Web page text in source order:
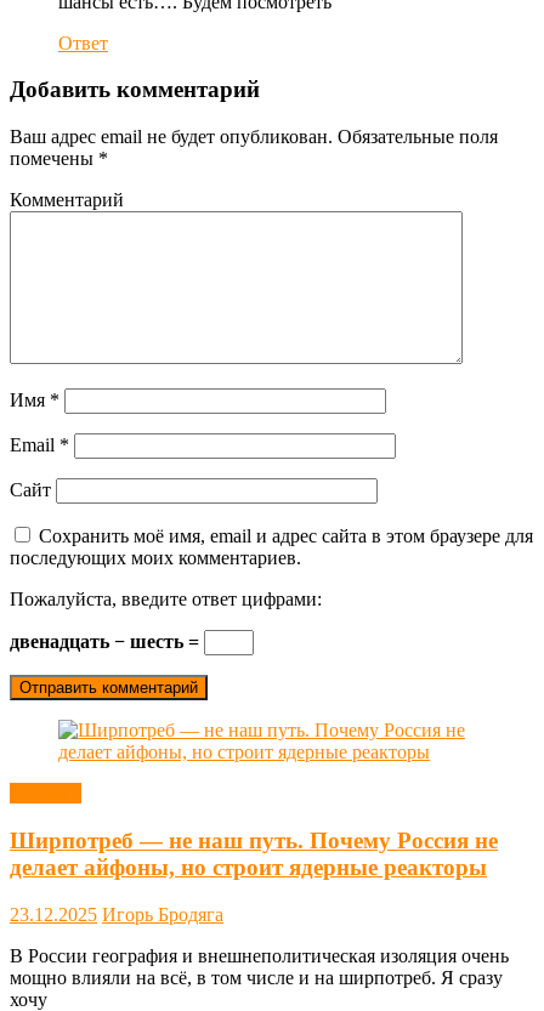
Ответ
Добавить комментарий
Ваш адрес email не будет опубликован. Обязательные поля
помечены *
Комментарий
Имя *
Email *
Сайт
Сохранить моё имя, email и адрес сайта в этом браузере для
последующих моих комментариев.
Пожалуйста, введите ответ цифрами:
двенадцать − шесть =
Ширпотреб — не наш путь. Почему Россия не
делает айфоны, но строит ядерные реакторы
23.12.2025 Игорь Бродяга
В России география и внешнеполитическая изоляция очень
мощно влияли на всё, в том числе и на ширпотреб. Я сразу
хочу